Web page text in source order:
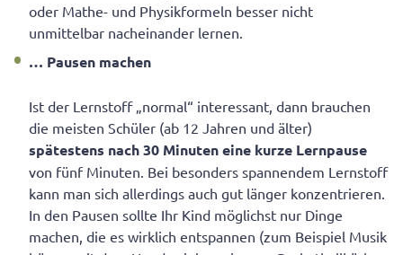
oder Mathe- und Physikformeln besser nicht
unmittelbar nacheinander lernen.
… Pausen machen
Ist der Lernstoff „normal“ interessant, dann brauchen
die meisten Schüler (ab 12 Jahren und älter)
spätestens nach 30 Minuten eine kurze Lernpause
von fünf Minuten. Bei besonders spannendem Lernstoff
kann man sich allerdings auch gut länger konzentrieren.
In den Pausen sollte Ihr Kind möglichst nur Dinge
machen, die es wirklich entspannen (zum Beispiel Musik